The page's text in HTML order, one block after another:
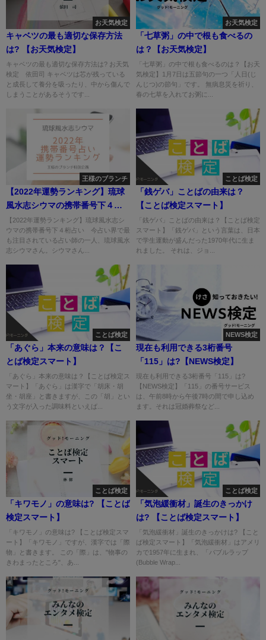
お天気検定
キャベツの最も適切な保存方法
は? 【お天気検定】
キャベツの最も適切な保存方法は? お天気
検定 依田司 キャベツは芯が残っている
と成長して養分を吸ったり、中から傷んで
しまうことがあるそうです...
お天気検定
「七草粥」の中で根も食べるの
は？【お天気検定】
「七草粥」の中で根も食べるのは？【お天
気検定】1月7日は五節句の一つ「人日(じ
んじつ)の節句」です。 無病息災を祈り、
春の七草を入れてお粥に...
王様のブランチ
【2022年運勢ランキング】琉球
風水志シウマの携帯番号下４桁
占い
【2022年運勢ランキング】琉球風水志シ
ウマの携帯番号下４桁占い 今占い界で最
も注目されている占い師の一人、琉球風水
志シウマさん。シウマさん...
ことば検定
「銭ゲバ」ことばの由来は？
【ことば検定スマート】
「銭ゲバ」ことばの由来は？【ことば検定
スマート】「銭ゲバ」という言葉は、日本
で学生運動が盛んだった1970年代に生ま
れました。 それは、ジョ...
ことば検定
「あぐら」本来の意味は？【こ
とば検定スマート】
「あぐら」本来の意味は？【ことば検定ス
マート】「あぐら」は漢字で「胡床・胡
坐・胡座」と書きますが、この「胡」とい
う文字が入った調味料といえば...
NEWS検定
現在も利用できる3桁番号
「115」は?【NEWS検定】
現在も利用できる3桁番号「115」は?
【NEWS検定】「115」の番号サービス
は、午前8時から午後7時の間で申し込め
ます。それは冠婚葬祭など...
ことば検定
「キワモノ」の意味は? 【ことば
検定スマート】
「キワモノ」の意味は? 【ことば検定スマ
ート】「キワモノ」ですが、漢字では「際
物」と書きます。 この「際」は、"物事の
きわまったところ"、あ...
ことば検定
「気泡緩衝材」誕生のきっかけ
は? 【ことば検定スマート】
「気泡緩衝材」誕生のきっかけは? 【こと
ば検定スマート】「気泡緩衝材」はアメリ
カで1957年に生まれ、「バブルラップ
(Bubble Wrap...